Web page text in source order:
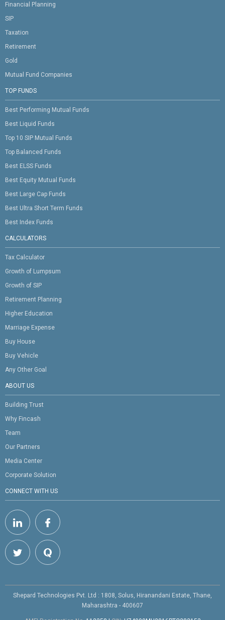
Financial Planning
SIP
Taxation
Retirement
Gold
Mutual Fund Companies
TOP FUNDS
Best Performing Mutual Funds
Best Liquid Funds
Top 10 SIP Mutual Funds
Top Balanced Funds
Best ELSS Funds
Best Equity Mutual Funds
Best Large Cap Funds
Best Ultra Short Term Funds
Best Index Funds
CALCULATORS
Tax Calculator
Growth of Lumpsum
Growth of SIP
Retirement Planning
Higher Education
Marriage Expense
Buy House
Buy Vehicle
Any Other Goal
ABOUT US
Building Trust
Why Fincash
Team
Our Partners
Media Center
Corporate Solution
CONNECT WITH US
Shepard Technologies Pvt. Ltd : 1808, Solus, Hiranandani Estate, Thane,
Maharashtra - 400607